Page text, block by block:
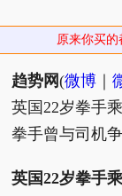
原来你买
趋势网(微博 ｜
英国22岁拳手
拳手曾与司机
英国22岁拳手